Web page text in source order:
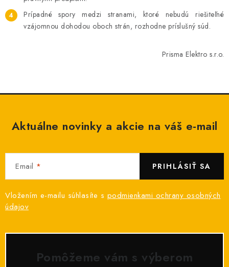
Prípadné spory medzi stranami, ktoré nebudú riešiteľné
vzájomnou dohodou oboch strán, rozhodne príslušný súd.
Prisma Elektro s.r.o.
Aktuálne novinky a akcie na váš e-mail
Email
Vložením e-mailu súhlasíte s podmienkami ochrany osobných
údajov
PRIHLÁSIŤ SA
Pomôžeme vám s výberom